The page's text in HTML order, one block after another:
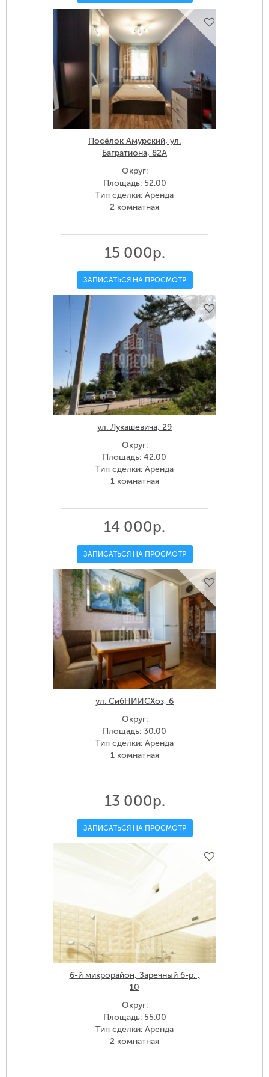
Посёлок Амурский, ул.
Багратиона, 82А
Округ:
Площадь: 52.00
Тип сделки: Аренда
2 комнатная
15 000р.
ЗАПИСАТЬСЯ НА ПРОСМОТР
ул. Лукашевича, 29
Округ:
Площадь: 42.00
Тип сделки: Аренда
1 комнатная
14 000р.
ЗАПИСАТЬСЯ НА ПРОСМОТР
ул. СибНИИСХоз, 6
Округ:
Площадь: 30.00
Тип сделки: Аренда
1 комнатная
13 000р.
ЗАПИСАТЬСЯ НА ПРОСМОТР
6-й микрорайон, Заречный б-р. ,
10
Округ:
Площадь: 55.00
Тип сделки: Аренда
2 комнатная